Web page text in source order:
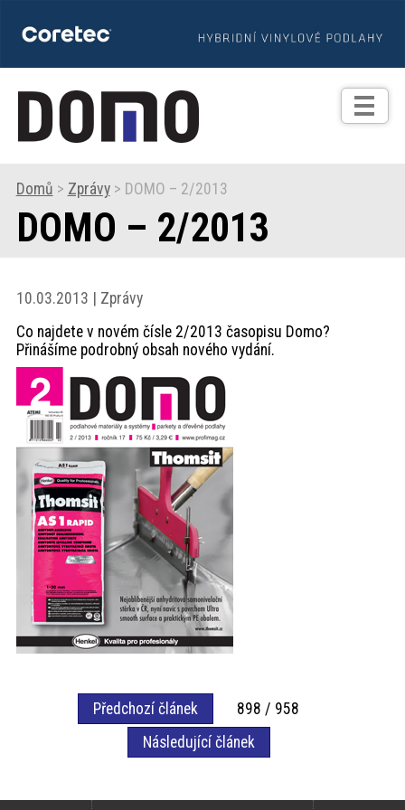
TIPY
Zprávy
Praxe
Produkty
Prodejní
akce
ProfiMag
Kontakt
Domů > Zprávy> DOMO – 2/2013
DOMO – 2/2013
10.03.2013 | Zprávy
Co najdete v novém čísle 2/2013 časopisu Domo?
Přinášíme podrobný obsah nového vydání.
Předchozí článek
898 / 958
Následující článek